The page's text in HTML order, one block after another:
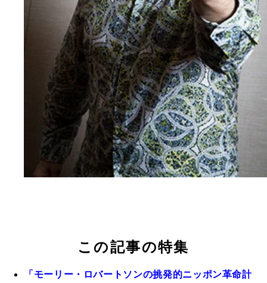
この記事の特集
「モーリー・ロバートソンの挑発的ニッポン革命計